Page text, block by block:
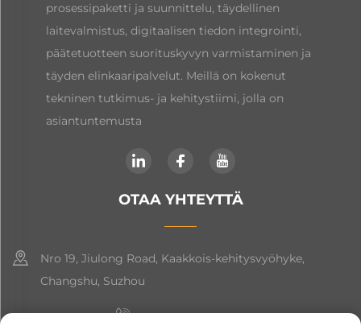
prosessipaketti ja suunnittelu, täydellinen
laitevalmistus, digitaalisen tiedon integrointi,
päätetuotteen suorituskyvyn varmistaminen ja
täyden elinkaaripalvelut. Meillä on kokenut
tekninen tutkimus- ja kehitystiimi, jolla on
asiantuntemusta
OTAA YHTEYTTÄ
Nro 19, Jiulong Road, Kaakkois-kehitysvyöhyke,
Changshu, Suzhou
+86-19906239903